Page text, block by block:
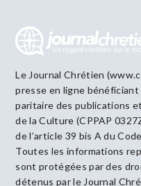
Le Journal Chrétien
presse en ligne bénéficiant
paritaire des publications
de la Culture (CPPAP
de l’article 39 bis A du
Toutes les informations
sont protégées par des
détenus par le Journal